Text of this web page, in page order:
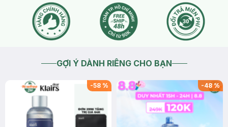
GỢI Ý DÀNH RIÊNG CHO BẠN
-58 % -48%